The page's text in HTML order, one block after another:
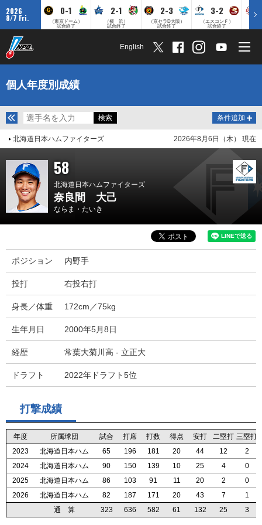
2026
8/7 Fri.
0-1
（東京ドーム）
試合終了
2-1
（横 浜）
試合終了
2-3
（京セラD大阪）
試合終了
3-2
（エスコンＦ）
試合終了
English
個人年度別成績
条件追加
北海道日本ハムファイターズ 2026年8月6日（木） 現在
58
北海道日本ハムファイターズ
奈良間 大己
ならま・たいき
ポジション 内野手
投打 右投右打
身長／体重 172cm／75kg
生年月日 2000年5月8日
経歴 常葉大菊川高 - 立正大
ドラフト 2022年ドラフト5位
打撃成績
年度 所属球団 試合 打席 打数 得点 安打 二塁打 三塁打
2023
北海道日本ハム 65 196 181 20 44 12
2
2024
北海道日本ハム 90 150 139 10 25 4
0
2025
北海道日本ハム 86 103 91 11 20 2
0
2026
北海道日本ハム 82 187 171 20 43 7
1
通 算
323 636 582 61 132 25 3
年度 所属球団 試合 打席 打数 得点 安打 二塁打 三塁打
2023
北海道日本ハム 65 196 181 20 44 12
2
2024
北海道日本ハム 90 150 139 10 25 4
0
2025
北海道日本ハム 86 103 91 11 20 2
0
2026
北海道日本ハム 82 187 171 20 43 7
1
通 算
323 636 582 61 132 25 3
年度 所属球団 試合 打席 打数 得点 安打 二塁打 三塁打
2023
北海道日本ハム 65 196 181 20 44 12
2
2024
北海道日本ハム 90 150 139 10 25 4
0
2025
北海道日本ハム 86 103 91 11 20 2
0
2026
北海道日本ハム 82 187 171 20 43 7
1
通 算
323 636 582 61 132 25 3
年度 所属球団 試合 打席 打数 得点 安打 二塁打 三塁打
2023
北海道日本ハム 65 196 181 20 44 12
2
2024
北海道日本ハム 90 150 139 10 25 4
0
2025
北海道日本ハム 86 103 91 11 20 2
0
2026
北海道日本ハム 82 187 171 20 43 7
1
通 算
323 636 582 61 132 25 3